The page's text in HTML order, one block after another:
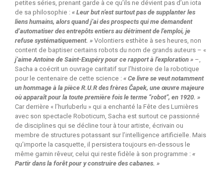
petites séries, prenant garde à ce qu’ils ne dévient pas d’un iota
de sa philosophie : « Leur but n’est surtout pas de supplanter les
liens humains, alors quand j’ai des prospects qui me demandent
d’automatiser des entrepôts entiers au détriment de l’emploi, je
refuse systématiquement. » Volontiers esthète à ses heures, non
content de baptiser certains robots du nom de grands auteurs – «
j’aime Antoine de Saint-Exupéry pour ce rapport à l’exploration » –,
Sacha a coécrit un ouvrage caritatif sur l’histoire de la robotique
pour le centenaire de cette science : « Ce livre se veut notamment
un hommage à la pièce R.U.R des frères Čapek, une œuvre majeure
où apparaît pour la toute première fois le terme “robot”, en 1920. »
Car derrière « l’hurluberlu » qui a enchanté la Fête des Lumières
avec son spectacle Roboticum, Sacha est surtout ce passionné
de disciplines qui se décline tour à tour artiste, écrivain ou
membre de structures potassant sur l’intelligence artificielle. Mais
qu’importe la casquette, il persistera toujours en-dessous le
même gamin rêveur, celui qui reste fidèle à son programme : «
Partir dans la forêt pour y construire des cabanes. »